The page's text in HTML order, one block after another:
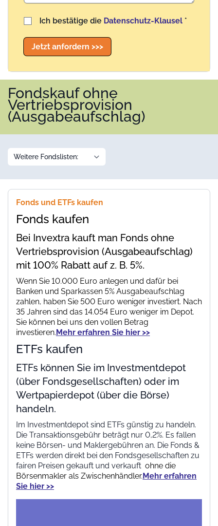
Benutzername
Ich bestätige die Datenschutz-Klausel *
Jetzt anfordern >>>
Fondskauf ohne
Vertriebsprovision
(Ausgabeaufschlag)
Fonds und ETFs kaufen
Fonds kaufen
Bei Invextra kauft man Fonds ohne
Vertriebsprovision (Ausgabeaufschlag)
mit 100% Rabatt auf z. B. 5%.
Wenn Sie 10.000 Euro anlegen und dafür bei
Banken und Sparkassen 5% Ausgabeaufschlag
zahlen, haben Sie 500 Euro weniger investiert. Nach
35 Jahren sind das 14.054 Euro weniger im Depot.
Sie können bei uns den vollen Betrag
investieren.Mehr erfahren Sie hier >>
ETFs kaufen
ETFs können Sie im Investmentdepot
(über Fondsgesellschaften) oder im
Wertpapierdepot (über die Börse)
handeln.
Im Investmentdepot sind ETFs günstig zu handeln.
Die Transaktionsgebühr beträgt nur 0,2%. Es fallen
keine Börsen- und Maklergebühren an. Die Fonds &
ETFs werden direkt bei den Fondsgesellschaften zu
fairen Preisen gekauft und verkauft ohne die
Börsenmakler als Zwischenhändler.Mehr erfahren
Sie hier >>